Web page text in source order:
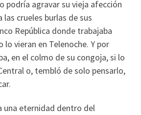
podría agravar su vieja afección
las crueles burlas de sus
República donde trabajaba
lo vieran en Telenoche. Y por
en el colmo de su congoja, si lo
o, tembló de solo pensarlo,
una eternidad dentro del